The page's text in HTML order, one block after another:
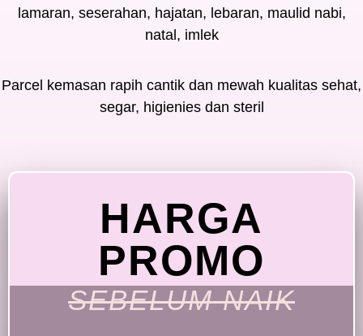
lamaran, seserahan, hajatan, lebaran, maulid nabi,
natal, imlek
Parcel kemasan rapih cantik dan mewah kualitas sehat,
segar, higienies dan steril
HARGA
PROMO
SEBELUM NAIK